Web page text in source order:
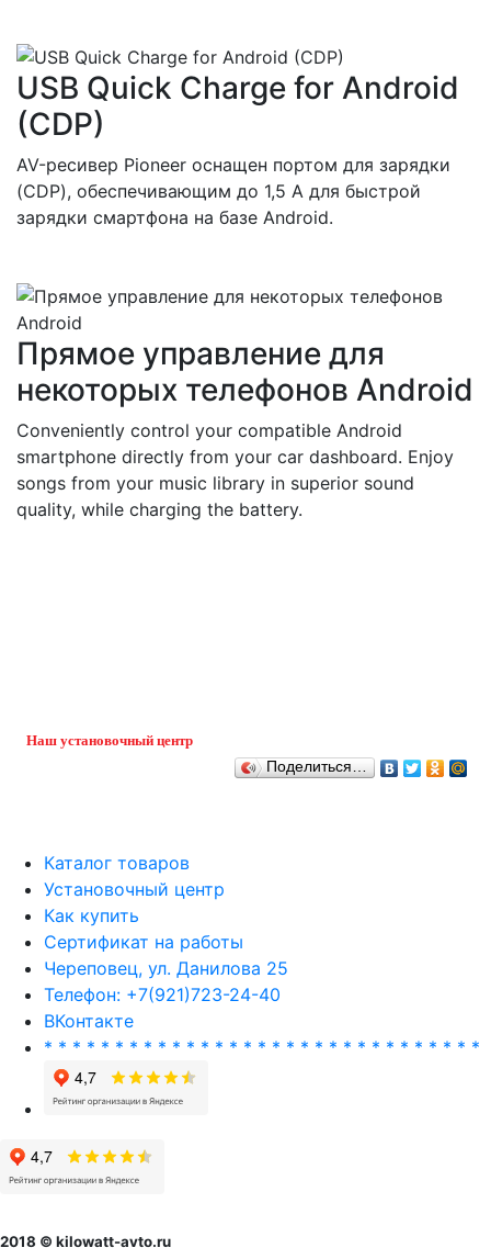
USB Quick Charge for Android
(CDP)
AV-ресивер Pioneer оснащен портом для зарядки
(CDP), обеспечивающим до 1,5 А для быстрой
зарядки смартфона на базе Android.
Прямое управление для
некоторых телефонов Android
Conveniently control your compatible Android
smartphone directly from your car dashboard. Enjoy
songs from your music library in superior sound
quality, while charging the battery.
Наш установочный центр
Поделиться…
Каталог товаров
Установочный центр
Как купить
Сертификат на работы
Череповец, ул. Данилова 25
Телефон: +7(921)723-24-40
ВКонтакте
* * * * * * * * * * * * * * * * * * * * * * * * * * * * * * *
2018 © kilowatt-avto.ru